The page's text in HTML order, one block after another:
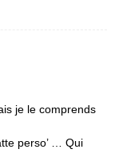
je le comprends
perso’ … Qui